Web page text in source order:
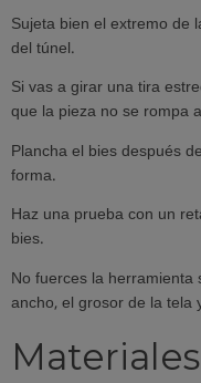
Sujeta bien el extremo de
del túnel.
Si vas a girar una tira
que la pieza no se rompa
Plancha el bies después
forma.
Haz una prueba con un
bies.
No fuerces la
ancho, el grosor de la tela